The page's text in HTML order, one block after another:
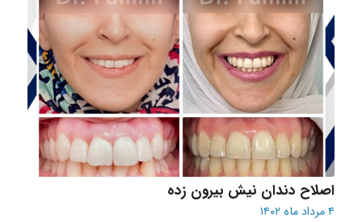
اصلاح دندان نیش بیرون زده
۴ مرداد ماه ۱۴۰۲